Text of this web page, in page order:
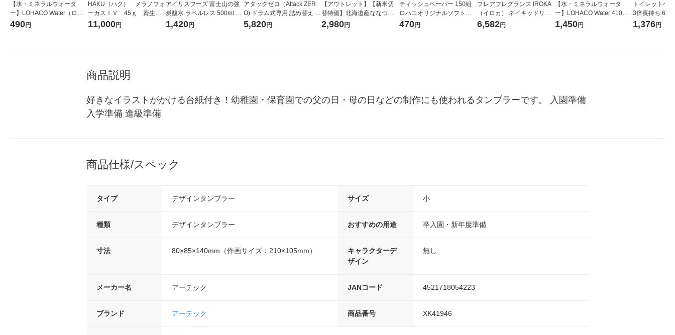
【水・ミネラルウォータ
ー】LOHACO Water（ロハ
コウォーター）2L ラベルレ
490円
HAKU（ハク） メラノフォ
ーカスＩＶ 45ｇ 資生
堂 おまけ付き
11,000円
アイリスフーズ 富士山の強
炭酸水 ラベルレス 500ml 1
箱（24本入）
1,420円
アタックゼロ（Attack ZER
O) ドラム式専用 詰め替え メ
ガジャンボ 2300g 1セット
5,820円
【アウトレット】【新米切
替特価】北海道産ななつぼ
し 無洗米 5kg 1袋 令和7年産
2,980円
ティッシュペーパー 150組
ロハコオリジナルソフトパ
ックティッシュ フィオナ オ
470円
フレアフレグランス IROKA
（イロカ） ネイキッドリリ
ーの香り 柔軟剤 詰め替え 超
6,582円
【水・ミネラルウォータ
ー】LOHACO Water 410ml
1箱（20本入）ラベルレス
1,450円
トイレットペ
3倍長持ち 6ロール
紙配合 スコッ
1,376円
商品説明
好きなイラストがかける台紙付き！幼稚園・保育園での父の日・母の日などの制作にも使われるタンブラーです。 入園準備
入学準備 進級準備
商品仕様/スペック
タイプ デザインタンブラー サイズ 小
種類 デザインタンブラー おすすめの用途 卒入園・新年度準備
寸法 80×85×140mm（作画サイズ：210×105mm）
キャラクターデ
ザイン
無し
メーカー名 アーテック JANコード 4521718054223
ブランド アーテック 商品番号 XK41946